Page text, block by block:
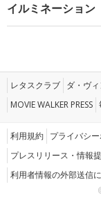
イルミネーション
レタスクラブ ダ・ヴ
MOVIE WALKER PRESS
利用規約 プライバシ
プレスリリース・情報
利用者情報の外部送信